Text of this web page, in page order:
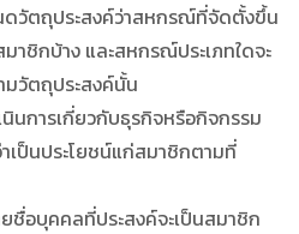
ประสงค์ว่าสหกรณ์ที่จัดตั้งขึ้น
มาชิกบ้าง และสหกรณ์ประเภทใดจะ
วัตถุประสงค์นั้น
เกี่ยวกับธุรกิจหรือกิจกรรม
ป็นประโยชน์แก่สมาชิกตามที่
คลที่ประสงค์จะเป็นสมาชิก